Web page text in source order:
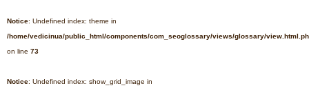
СЛОВАРЬ
-
КАРМИ
Notice: Undefined index: theme in
/home/vedicinua/public_html/components/com_seoglossary/views/glossary/
on line 73
Notice: Undefined index: show_grid_image in